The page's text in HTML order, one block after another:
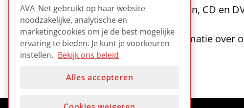
zijn om foto’s, filmnegatieven, CD en
Handige gids met alle informatie over
gemengde collecties.
AVA_Net gebruikt op haar website
noodzakelijke, analytische en
marketingcookies om je de best mogelijke
ervaring te bieden. Je kunt je voorkeuren
instellen. Bekijk ons beleid
Alles accepteren